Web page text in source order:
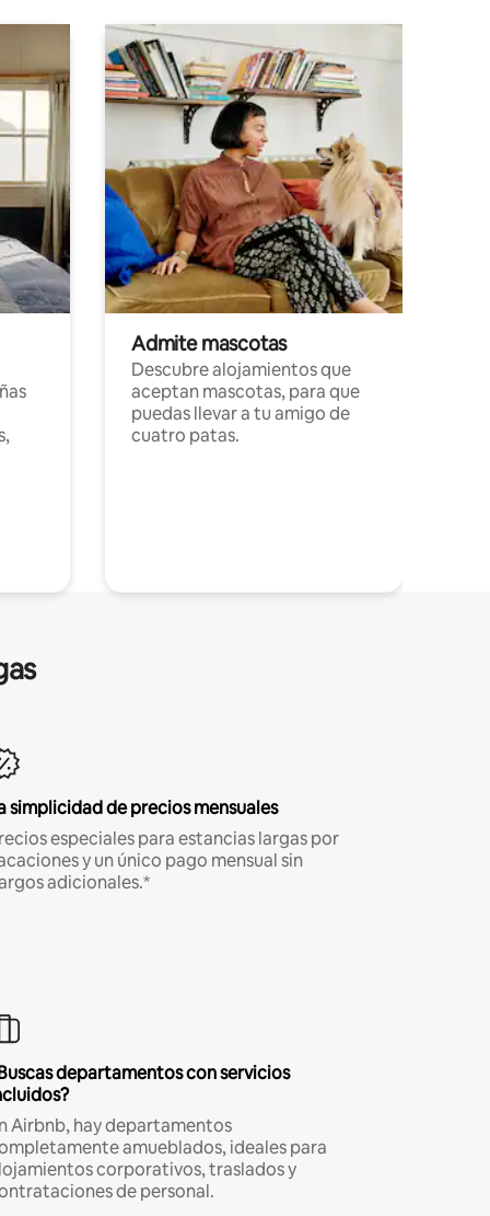
Admite mascotas
Descubre alojamientos que
aceptan mascotas, para que
puedas llevar a tu amigo de
cuatro patas.
simplicidad de precios mensuales
especiales para estancias largas por
y un único pago mensual sin
adicionales.*
departamentos con servicios
Airbnb, hay departamentos
amueblados, ideales para
corporativos, traslados y
de personal.